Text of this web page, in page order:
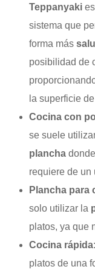
Teppanyaki
sistema que
forma más
posibilidad de
la superficie
Cocina con
se suele
plancha
requiere de un
Plancha para
solo utilizar la
platos, ya que
Cocina rápida:
platos de una